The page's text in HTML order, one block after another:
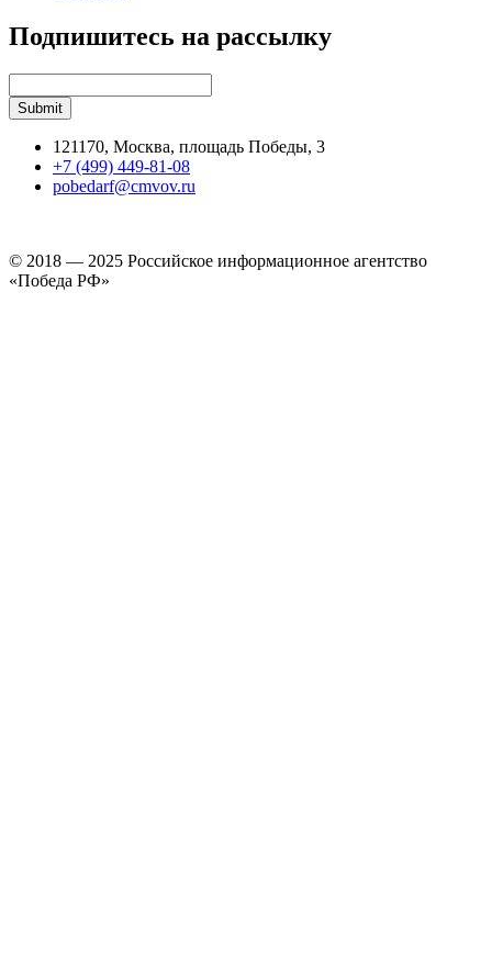
Подпишитесь на рассылку
121170, Москва, площадь Победы, 3
+7 (499) 449-81-08
pobedarf@cmvov.ru
© 2018 — 2025 Российское информационное агентство
«Победа РФ»